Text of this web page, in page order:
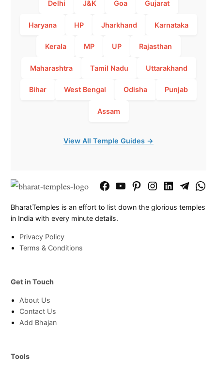
Delhi J&K Goa Gujarat
Haryana HP Jharkhand Karnataka
Kerala MP UP Rajasthan
Maharashtra Tamil Nadu Uttarakhand
Bihar West Bengal Odisha Punjab
Assam
View All Temple Guides →
FacebookYouTubePinterestInstagram
LinkedInTelegram
BharatTemples is an effort to list down the glorious temples
in India with every minute details.
Privacy Policy
Terms & Conditions
Get in Touch
About Us
Contact Us
Add Bhajan
Tools